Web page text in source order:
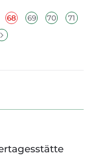
68 69 70
71